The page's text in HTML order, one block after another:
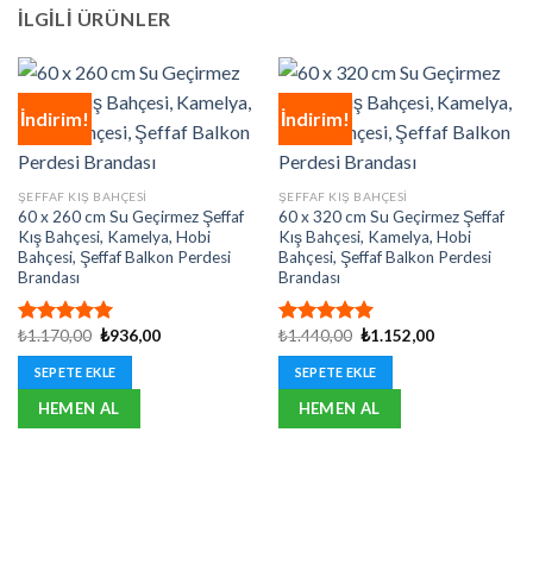
İLGILI ÜRÜNLER
İndirim!
ŞEFFAF KIŞ BAHÇESI
60 x 260 cm Su Geçirmez Şeffaf
Kış Bahçesi, Kamelya, Hobi
Bahçesi, Şeffaf Balkon Perdesi
Brandası
5 üzerinden
5.00oy
aldı
₺1.170,00 Orijinal
₺1.170,00.
₺936,00Şu
SEPETE EKLE
HEMEN AL
İndirim!
ŞEFFAF KIŞ BAHÇESI
60 x 320 cm Su Geçirmez Şeffaf
Kış Bahçesi, Kamelya, Hobi
Bahçesi, Şeffaf Balkon Perdesi
Brandası
5 üzerinden
5.00oy
aldı
₺1.440,00 Orijinal
₺1.440,00.
₺1.152,00Şu
SEPETE EKLE
HEMEN AL